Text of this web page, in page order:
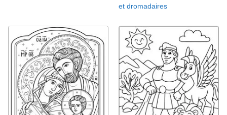
et dromadaires